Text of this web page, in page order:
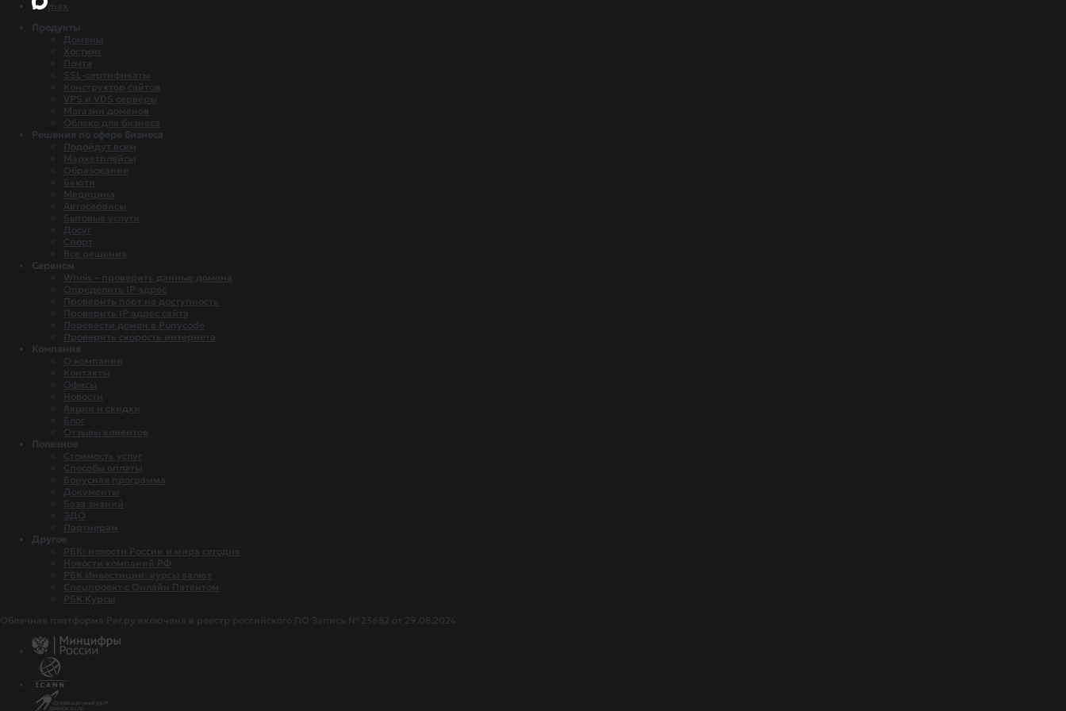
max
Продукты
Домены
Хостинг
Почта
SSL-сертификаты
Конструктор сайтов
VPS и VDS серверы
Магазин доменов
Облако для бизнеса
Решения по сфере бизнеса
Подойдут всем
Маркетплейсы
Образование
Бьюти
Медицина
Автосервисы
Бытовые услуги
Досуг
Спорт
Все решения
Сервисы
Whois – проверить данные домена
Определить IP адрес
Проверить порт на доступность
Проверить IP адрес сайта
Перевести домен в Punycode
Проверить скорость интернета
Компания
О компании
Контакты
Офисы
Новости
Акции и скидки
Блог
Отзывы клиентов
Полезное
Стоимость услуг
Способы оплаты
Бонусная программа
Документы
База знаний
ЭДО
Партнерам
Другое
РБК: новости России и мира сегодня
Новости компаний РФ
РБК Инвестиции: курсы валют
Спецпроект с Онлайн Патентом
РБК Курсы
Облачная платформа Рег.ру включена в реестр российского ПО Запись № 23682 от 29.08.2024